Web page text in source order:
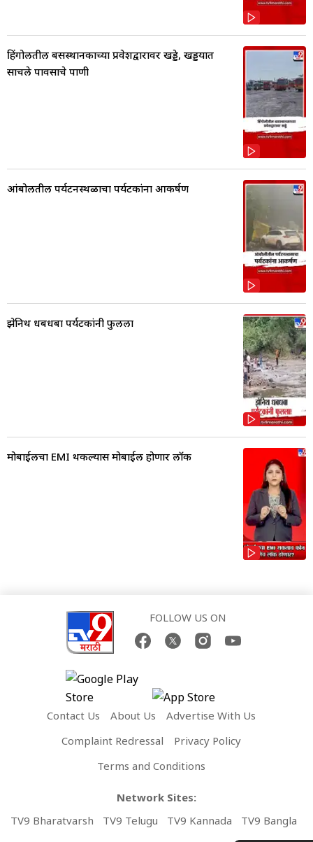
हिंगोलीतील बसस्थानकाच्या प्रवेशद्वारावर खड्डे, खड्डयात
साचले पावसाचे पाणी
आंबोलीतील पर्यटनस्थळाचा पर्यटकांना आकर्षण
झेनिथ धबधबा पर्यटकांनी फुलला
मोबाईलचा EMI थकल्यास मोबाईल होणार लॉक
FOLLOW US ON
Contact Us About Us
Advertise With Us
Complaint Redressal
Privacy Policy
Terms and Conditions
Network Sites:
TV9 Bharatvarsh
TV9 Telugu TV9 Kannada
TV9 Bangla